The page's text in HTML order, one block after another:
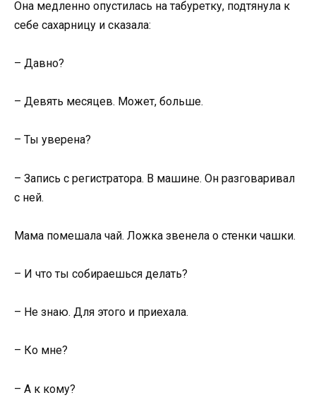
Она медленно опустилась на табуретку, подтянула к
себе сахарницу и сказала:
– Давно?
– Девять месяцев. Может, больше.
– Ты уверена?
– Запись с регистратора. В машине. Он разговаривал
с ней.
Мама помешала чай. Ложка звенела о стенки чашки.
– И что ты собираешься делать?
– Не знаю. Для этого и приехала.
– Ко мне?
– А к кому?